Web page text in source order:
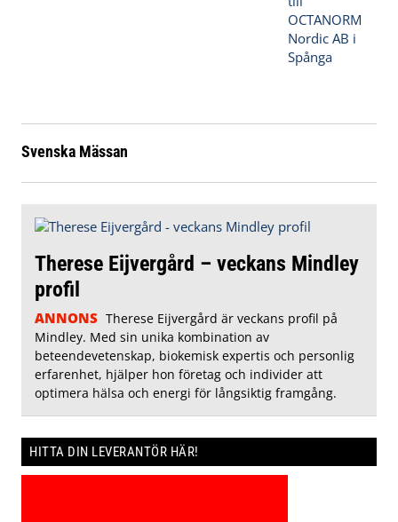
Svenska Mässan
Therese Eijvergård – veckans Mindley
profil
ANNONS Therese Eijvergård är veckans profil på
Mindley. Med sin unika kombination av
beteendevetenskap, biokemisk expertis och personlig
erfarenhet, hjälper hon företag och individer att
optimera hälsa och energi för långsiktig framgång.
HITTA DIN LEVERANTÖR HÄR!